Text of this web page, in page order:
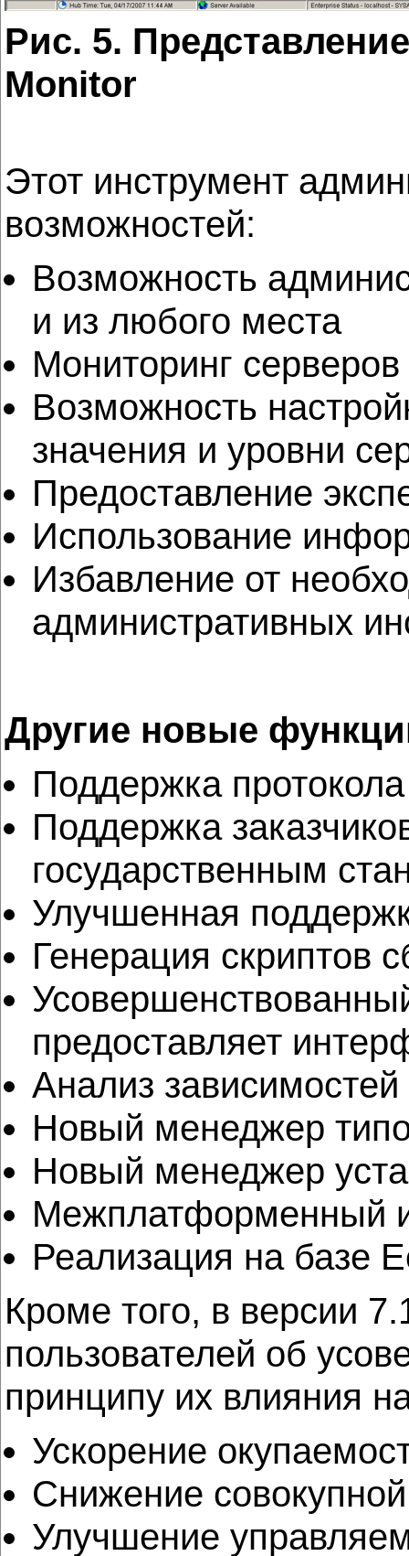
Рис. 5.
Monitor
Этот инструмент
возможностей:
Возможность
и из любого места
Мониторинг
Возможность
значения и уровни
Предоставление
Использование
Избавление от
административных
Другие новые
Поддержка
Поддержка
государственным
Улучшенная
Генерация скриптов
предоставляет
Анализ зависимостей
Новый менеджер
Новый менеджер
Межплатформенный
Реализация на базе
Кроме того, в версии
пользователей об
принципу их влияния
Ускорение
Снижение
Улучшение